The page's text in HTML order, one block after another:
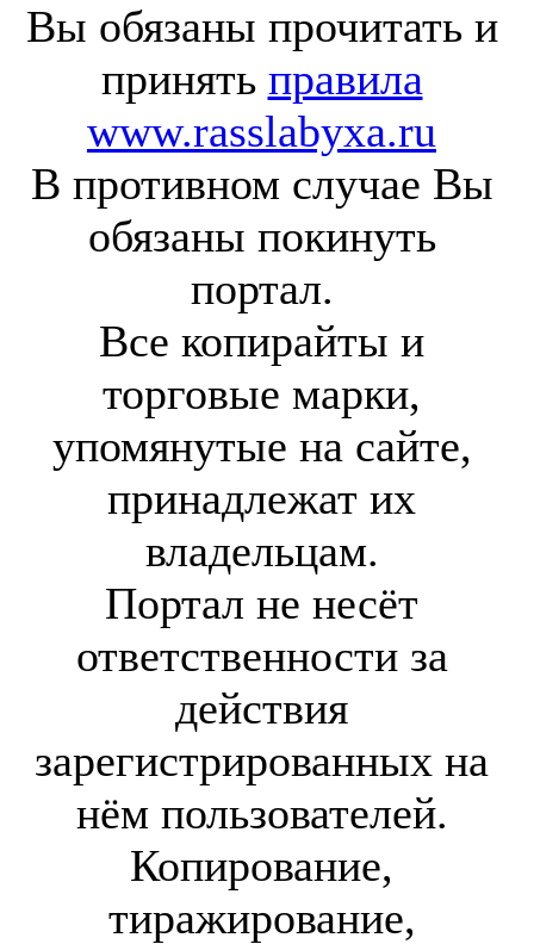
Вы обязаны прочитать и
принять правила
www.rasslabyxa.ru
В противном случае Вы
обязаны покинуть
портал.
Все копирайты и
торговые марки,
упомянутые на сайте,
принадлежат их
владельцам.
Портал не несёт
ответственности за
действия
зарегистрированных на
нём пользователей.
Копирование,
тиражирование,